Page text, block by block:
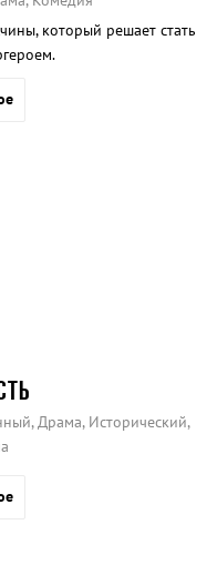
который решает стать
Драма, Исторический,